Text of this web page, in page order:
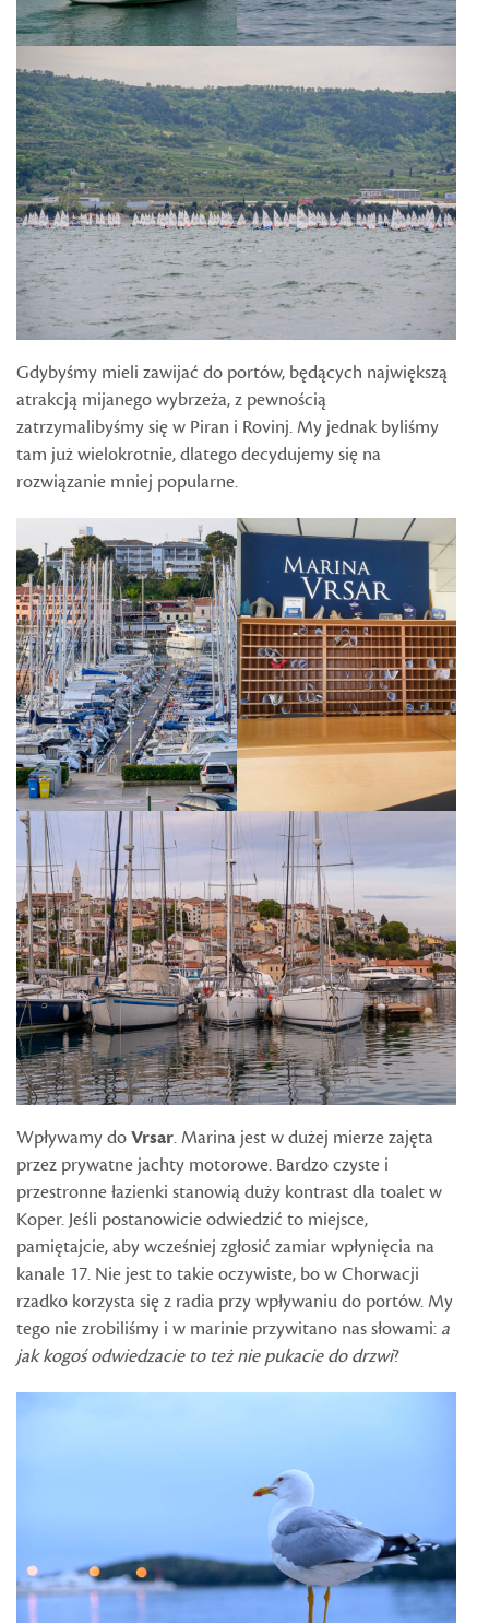
Gdybyśmy mieli zawijać do portów, będących największą
atrakcją mijanego wybrzeża, z pewnością
zatrzymalibyśmy się w Piran i Rovinj. My jednak byliśmy
tam już wielokrotnie, dlatego decydujemy się na
rozwiązanie mniej popularne.
Wpływamy doVrsar. Marina jest w dużej mierze zajęta
przez prywatne jachty motorowe. Bardzo czyste i
przestronne łazienki stanowią duży kontrast dla toalet w
Koper. Jeśli postanowicie odwiedzić to miejsce,
pamiętajcie, aby wcześniej zgłosić zamiar wpłynięcia na
kanale 17. Nie jest to takie oczywiste, bo w Chorwacji
rzadko korzysta się z radia przy wpływaniu do portów. My
tego nie zrobiliśmy i w marinie przywitano nas słowami: a
jak kogoś odwiedzacie to też nie pukacie do drzwi?